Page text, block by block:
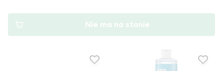
Nie ma na stanie